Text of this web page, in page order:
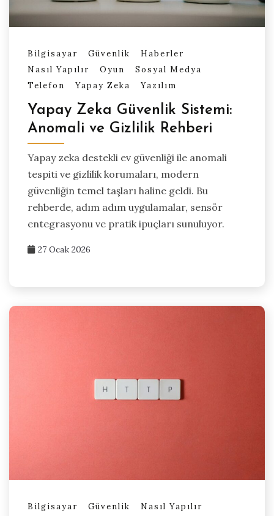
Bilgisayar Güvenlik
Haberler
Nasıl Yapılır
Oyun
Sosyal Medya
Telefon
Yapay Zeka Yazılım
Yapay Zeka Güvenlik Sistemi:
Anomali ve Gizlilik Rehberi
Yapay zeka destekli ev güvenliği ile anomali
tespiti ve gizlilik korumaları, modern
güvenliğin temel taşları haline geldi. Bu
rehberde, adım adım uygulamalar, sensör
entegrasyonu ve pratik ipuçları sunuluyor.
27 Ocak 2026
Bilgisayar Güvenlik Nasıl Yapılır